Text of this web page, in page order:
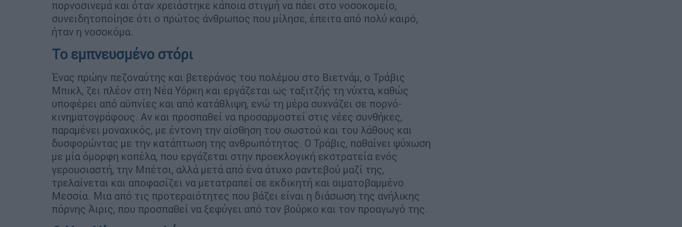
πορνοσινεμά και όταν χρειάστηκε κάποια στιγμή να πάει στο νοσοκομείο,
συνειδητοποίησε ότι ο πρώτος άνθρωπος που μίλησε, έπειτα από πολύ καιρό,
ήταν η νοσοκόμα.
Το εμπνευσμένο στόρι
Ένας πρώην πεζοναύτης και βετεράνος του πολέμου στο Βιετνάμ, ο Τράβις
Μπικλ, ζει πλέον στη Νέα Υόρκη και εργάζεται ως ταξιτζής τη νύχτα, καθώς
υποφέρει από αϋπνίες και από κατάθλιψη, ενώ τη μέρα συχνάζει σε πορνό-
κινηματογράφους. Αν και προσπαθεί να προσαρμοστεί στις νέες συνθήκες,
παραμένει μοναχικός, με έντονη την αίσθηση του σωστού και του λάθους και
δυσφορώντας με την κατάπτωση της ανθρωπότητας. Ο Τράβις, παθαίνει ψύχωση
με μία όμορφη κοπέλα, που εργάζεται στην προεκλογική εκστρατεία ενός
γερουσιαστή, την Μπέτσι, αλλά μετά από ένα άτυχο ραντεβού μαζί της,
τρελαίνεται και αποφασίζει να μετατραπεί σε εκδικητή και αιματοβαμμένο
Μεσσία. Μια από τις προτεραιότητες που βάζει είναι η διάσωση της ανήλικης
πόρνης Άιρις, που προσπαθεί να ξεφύγει από τον βούρκο και τον προαγωγό της.